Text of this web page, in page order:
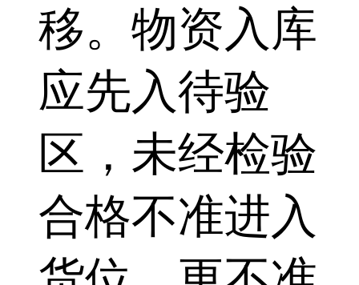
移。物资入库
应先入待验
区，未经检验
合格不准进入